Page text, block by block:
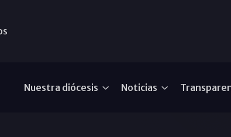
Nuestra diócesis Noticias